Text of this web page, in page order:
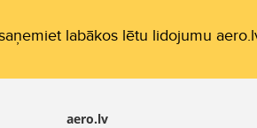
labākos lētu lidojumu
aero.lv